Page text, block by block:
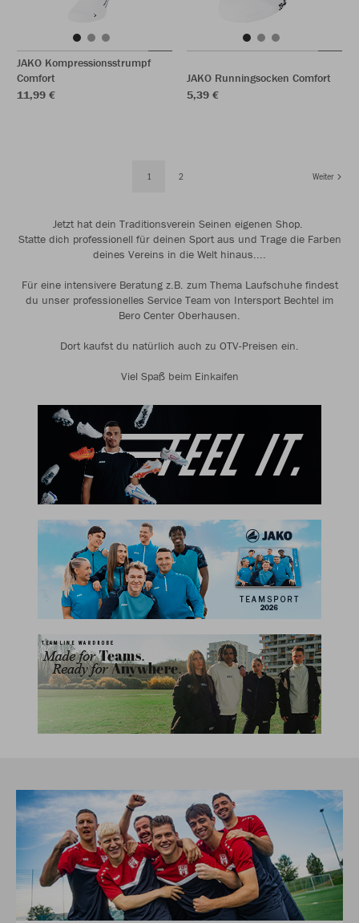
JAKO Kompressionsstrumpf
Comfort
11,99 €
JAKO Runningsocken Comfort
5,39 €
1 2 Weiter
Jetzt hat dein Traditionsverein Seinen eigenen Shop.
Statte dich professionell für deinen Sport aus und Trage die Farben
deines Vereins in die Welt hinaus....
Für eine intensivere Beratung z.B. zum Thema Laufschuhe findest
du unser professionelles Service Team von Intersport Bechtel im
Bero Center Oberhausen.
Dort kaufst du natürlich auch zu OTV-Preisen ein.
Viel Spaß beim Einkaifen